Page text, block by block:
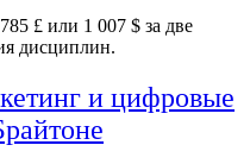
£ или 1 007 $ за две
дисциплин.
и цифровые